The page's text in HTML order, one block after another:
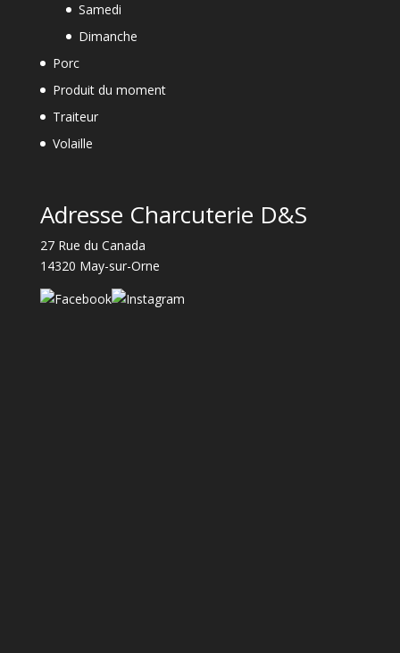
Samedi
Dimanche
Porc
Produit du moment
Traiteur
Volaille
Adresse Charcuterie D&S
27 Rue du Canada
14320 May-sur-Orne